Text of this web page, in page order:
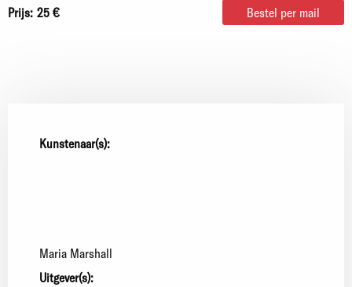
Prijs: 25 € Bestel per mail
Kunstenaar(s):
Maria Marshall
Uitgever(s):